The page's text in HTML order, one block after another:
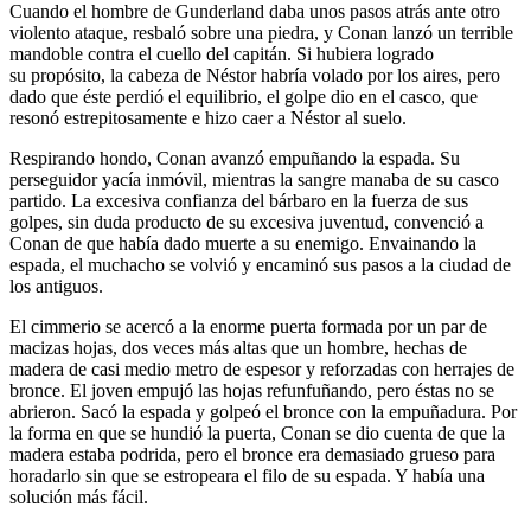
Cuando el hombre de Gunderland daba unos pasos atrás ante otro
violento ataque, resbaló sobre una piedra, y Conan lanzó un terrible
mandoble contra el cuello del capitán. Si hubiera logrado
su propósito, la cabeza de Néstor habría volado por los aires, pero
dado que éste perdió el equilibrio, el golpe dio en el casco, que
resonó estrepitosamente e hizo caer a Néstor al suelo.
Respirando hondo, Conan avanzó empuñando la espada. Su
perseguidor yacía inmóvil, mientras la sangre manaba de su casco
partido. La excesiva confianza del bárbaro en la fuerza de sus
golpes, sin duda producto de su excesiva juventud, convenció a
Conan de que había dado muerte a su enemigo. Envainando la
espada, el muchacho se volvió y encaminó sus pasos a la ciudad de
los antiguos.
El cimmerio se acercó a la enorme puerta formada por un par de
macizas hojas, dos veces más altas que un hombre, hechas de
madera de casi medio metro de espesor y reforzadas con herrajes de
bronce. El joven empujó las hojas refunfuñando, pero éstas no se
abrieron. Sacó la espada y golpeó el bronce con la empuñadura. Por
la forma en que se hundió la puerta, Conan se dio cuenta de que la
madera estaba podrida, pero el bronce era demasiado grueso para
horadarlo sin que se estropeara el filo de su espada. Y había una
solución más fácil.